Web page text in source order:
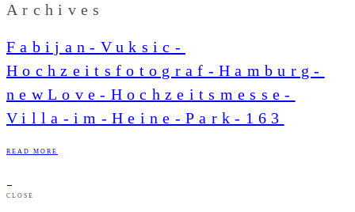
Archives
Fabijan-Vuksic-
Hochzeitsfotograf-Hamburg-
newLove-Hochzeitsmesse-
Villa-im-Heine-Park-163
READ MORE
CLOSE